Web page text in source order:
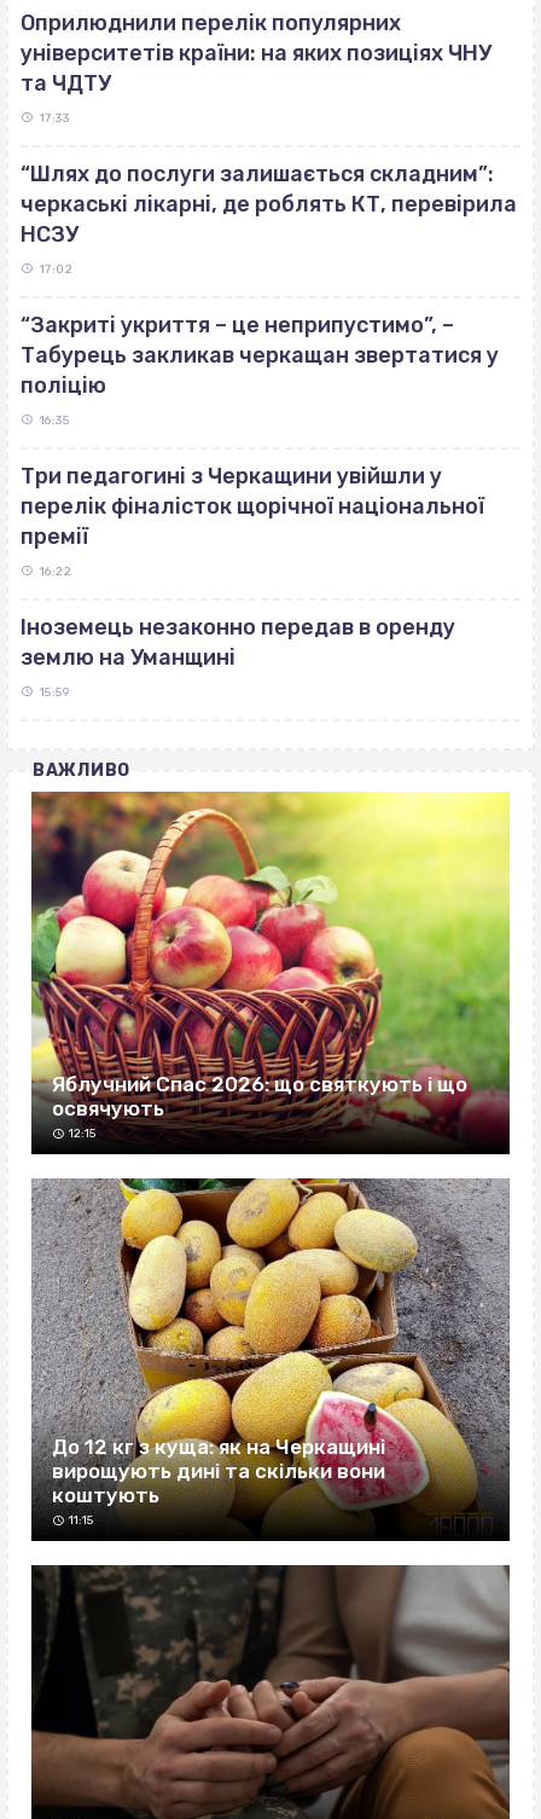
Оприлюднили перелік популярних
університетів країни: на яких позиціях ЧНУ
та ЧДТУ
17:33
“Шлях до послуги залишається складним”:
черкаські лікарні, де роблять КТ, перевірила
НСЗУ
17:02
“Закриті укриття – це неприпустимо”, –
Табурець закликав черкащан звертатися у
поліцію
16:35
Три педагогині з Черкащини увійшли у
перелік фіналісток щорічної національної
премії
16:22
Іноземець незаконно передав в оренду
землю на Уманщині
15:59
ВАЖЛИВО
Яблучний Спас 2026: що святкують і що
освячують
12:15
До 12 кг з куща: як на Черкащині
вирощують дині та скільки вони
коштують
11:15